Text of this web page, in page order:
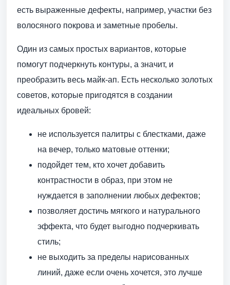
есть выраженные дефекты, например, участки без
волосяного покрова и заметные пробелы.
Один из самых простых вариантов, которые
помогут подчеркнуть контуры, а значит, и
преобразить весь майк-ап. Есть несколько золотых
советов, которые пригодятся в создании
идеальных бровей:
не используется палитры с блестками, даже
на вечер, только матовые оттенки;
подойдет тем, кто хочет добавить
контрастности в образ, при этом не
нуждается в заполнении любых дефектов;
позволяет достичь мягкого и натурального
эффекта, что будет выгодно подчеркивать
стиль;
не выходить за пределы нарисованных
линий, даже если очень хочется, это лучше